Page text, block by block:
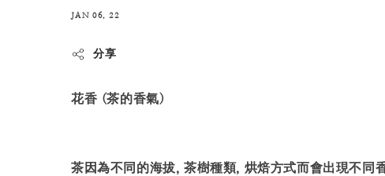
JAN 06, 22
分享
花香 (茶的香氣)
茶因為不同的海拔, 茶樹種類, 烘焙方式而會出現不同